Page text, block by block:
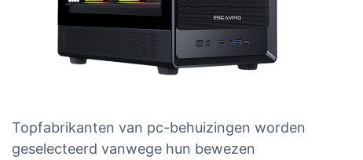
Topfabrikanten van pc-behuizingen worden
geselecteerd vanwege hun bewezen